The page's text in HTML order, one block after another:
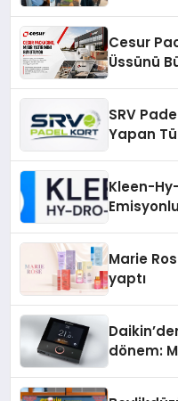
Cesur
Üssünü
SRV
Yapan
Kleen-
Marie
yaptı
dönem: